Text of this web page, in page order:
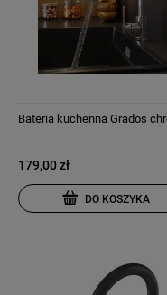
Bateria kuchenna Grados
179,00 zł
DO KOSZYKA